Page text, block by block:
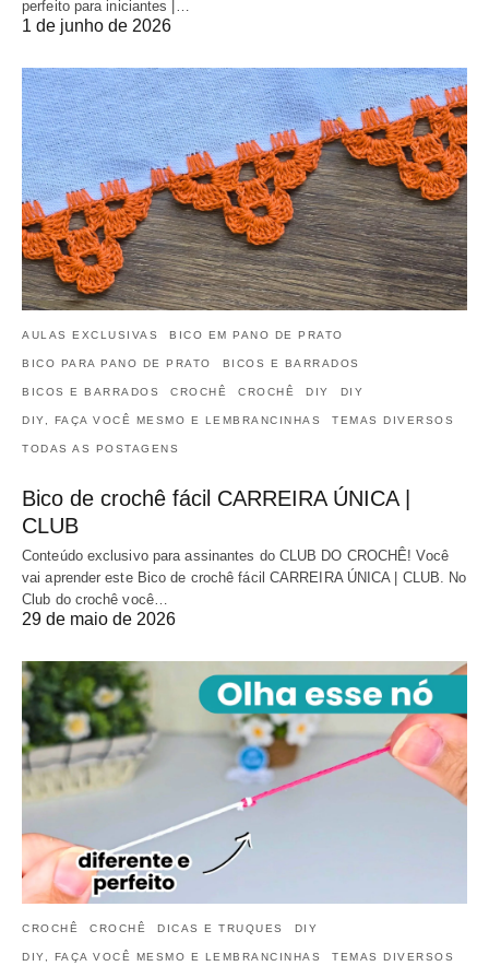
perfeito para iniciantes |…
1 de junho de 2026
AULAS EXCLUSIVAS BICO EM PANO DE PRATO
BICO PARA PANO DE PRATO BICOS E BARRADOS
BICOS E BARRADOS CROCHÊ CROCHÊ DIY DIY
DIY, FAÇA VOCÊ MESMO E LEMBRANCINHAS TEMAS DIVERSOS
TODAS AS POSTAGENS
Bico de crochê fácil CARREIRA ÚNICA |
CLUB
Conteúdo exclusivo para assinantes do CLUB DO CROCHÊ! Você
vai aprender este Bico de crochê fácil CARREIRA ÚNICA | CLUB. No
Club do crochê você…
29 de maio de 2026
CROCHÊ CROCHÊ DICAS E TRUQUES DIY
DIY, FAÇA VOCÊ MESMO E LEMBRANCINHAS TEMAS DIVERSOS